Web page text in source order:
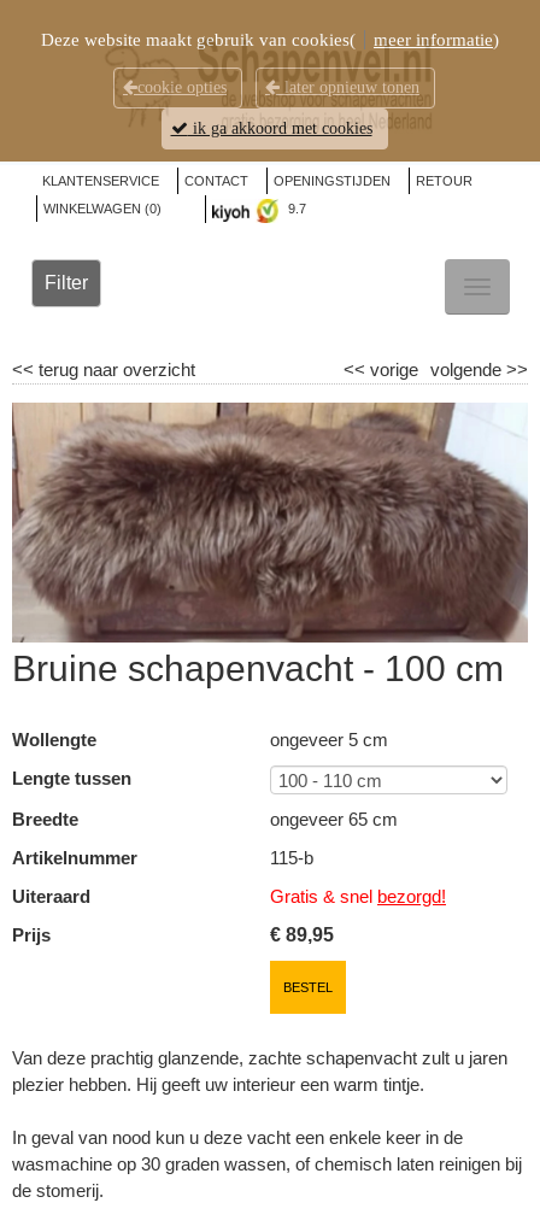
KLANTENSERVICE CONTACT OPENINGSTIJDEN
RETOUR
WINKELWAGEN (0) 9.7
Filter
<< terug naar overzicht volgende >>
<< vorige
Bruine schapenvacht - 100 cm
Wollengte
ongeveer 5 cm
Lengte tussen
Breedte
ongeveer 65 cm
Artikelnummer
115-b
Uiteraard
Gratis & snel bezorgd!
Prijs
€ 89,95
BESTEL
Van deze prachtig glanzende, zachte schapenvacht zult u jaren
plezier hebben. Hij geeft uw interieur een warm tintje.
In geval van nood kun u deze vacht een enkele keer in de
wasmachine op 30 graden wassen, of chemisch laten reinigen bij
de stomerij.
Deze website maakt gebruik van cookies( meer informatie)
cookie opties later opnieuw tonen
ik ga akkoord met cookies